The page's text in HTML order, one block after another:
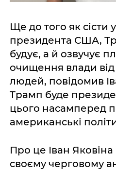
Ще до того як сісти
президента США,
будує, а й озвучує
очищення влади
людей, повідомив
Трамп буде
цього насамперед
американські
Про це Іван Яковіна
своєму черговому